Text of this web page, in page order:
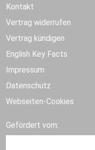
Kontakt
Vertrag widerrufen
Vertrag kündigen
English Key Facts
Impressum
Datenschutz
Webseiten-Cookies
Gefördert vom: